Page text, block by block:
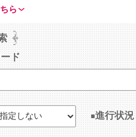
ら
ド
進行状況